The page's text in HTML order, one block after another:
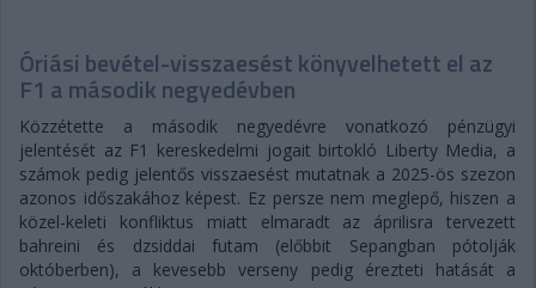
Óriási bevétel-visszaesést könyvelhetett el az
F1 a második negyedévben
Közzétette a második negyedévre vonatkozó pénzügyi
jelentését az F1 kereskedelmi jogait birtokló Liberty Media, a
számok pedig jelentős visszaesést mutatnak a 2025-ös szezon
azonos időszakához képest. Ez persze nem meglepő, hiszen a
közel-keleti konfliktus miatt elmaradt az áprilisra tervezett
bahreini és dzsiddai futam (előbbit Sepangban pótolják
októberben), a kevesebb verseny pedig érezteti hatását a